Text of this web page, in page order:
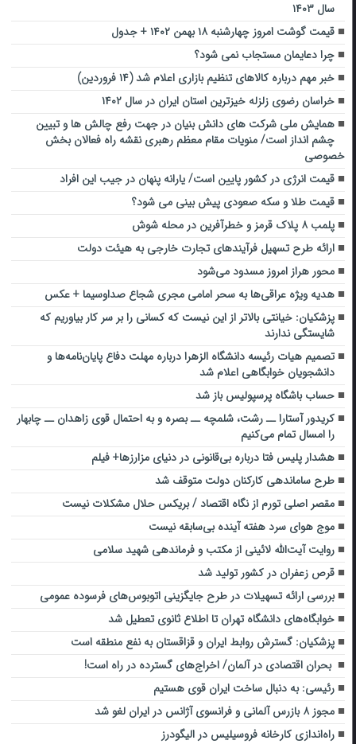
سال ۱۴۰۳
قیمت گوشت امروز چهارشنبه ۱۸ بهمن ۱۴۰۲ + جدول
چرا دعایمان مستجاب نمی شود؟
خبر مهم درباره کالاهای تنظیم بازاری اعلام شد (۱۴ فروردین)
خراسان رضوی زلزله خیزترین استان ایران در سال ۱۴۰۲
همایش ملی شرکت های دانش بنیان در جهت رفع چالش ها و تبیین
چشم انداز است/ منویات مقام معظم رهبری نقشه راه فعالان بخش
خصوصی
قیمت انرژی در کشور پایین است/ یارانه پنهان در جیب این افراد
قیمت طلا و سکه صعودی پیش بینی می شود؟
پلمب ۸ پلاک قرمز و خطرآفرین در محله شوش
ارائه طرح تسهیل فرآیندهای تجارت خارجی به هیئت دولت
محور هراز امروز مسدود می‌شود
هدیه ویژه عراقی‌ها به سحر امامی مجری شجاع صداوسیما + عکس
پزشکیان: خیانتی بالاتر از این نیست که کسانی را بر سر کار بیاوریم که
شایستگی ندارند
تصمیم هیات رئیسه دانشگاه الزهرا درباره مهلت دفاع پایان‌نامه‌ها و
دانشجویان خوابگاهی اعلام شد
حساب باشگاه پرسپولیس باز شد
کریدور آستارا ــ رشت، شلمچه ــ بصره و به احتمال قوی زاهدان ــ چابهار
را امسال تمام می‌کنیم
هشدار پلیس فتا درباره بی‌قانونی در دنیای مزارزها+ فیلم
طرح ساماندهی کارکنان دولت متوقف شد
مقصر اصلی تورم از نگاه اقتصاد / بریکس حلال مشکلات نیست
موج هوای سرد هفته آینده بی‌سابقه نیست
روایت آیت‌الله لائینی از مکتب و فرماندهی شهید سلامی
قرص زعفران در کشور تولید شد
بررسی ارائه تسهیلات در طرح جایگزینی اتوبوس‌های فرسوده عمومی
خوابگاه‌های دانشگاه تهران تا اطلاع ثانوی تعطیل شد
پزشکیان: گسترش روابط ایران و قزاقستان به نفع منطقه است
بحران اقتصادی در آلمان/ اخراج‌های گسترده در راه است!
رئیسی: به دنبال ساخت ایران قوی هستیم
مجوز ۸ بازرس آلمانی و فرانسوی آژانس در ایران لغو شد
راه‌اندازی کارخانه فروسیلیس در الیگودرز